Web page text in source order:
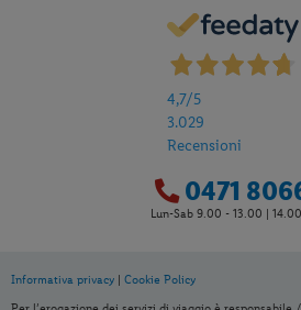
4,7/5
3.029
Recensioni
0471
Lun-Sab 9.00 - 13.00 |
Informativa privacy | Cookie Policy